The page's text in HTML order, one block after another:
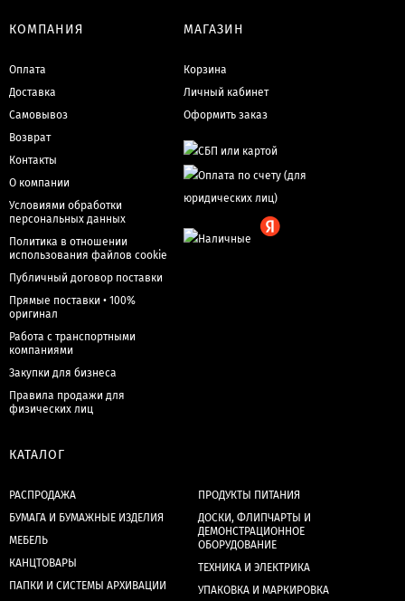
КОМПАНИЯ
Оплата
Доставка
Самовывоз
Возврат
Контакты
О компании
Условиями обработки
персональных данных
Политика в отношении
использования файлов cookie
Публичный договор поставки
Прямые поставки • 100%
оригинал
Работа с транспортными
компаниями
Закупки для бизнеса
Правила продажи для
физических лиц
МАГАЗИН
Корзина
Личный кабинет
Оформить заказ
КАТАЛОГ
РАСПРОДАЖА
БУМАГА И БУМАЖНЫЕ ИЗДЕЛИЯ
МЕБЕЛЬ
КАНЦТОВАРЫ
ПАПКИ И СИСТЕМЫ АРХИВАЦИИ
ПРОДУКТЫ ПИТАНИЯ
ДОСКИ, ФЛИПЧАРТЫ И
ДЕМОНСТРАЦИОННОЕ
ОБОРУДОВАНИЕ
ТЕХНИКА И ЭЛЕКТРИКА
УПАКОВКА И МАРКИРОВКА